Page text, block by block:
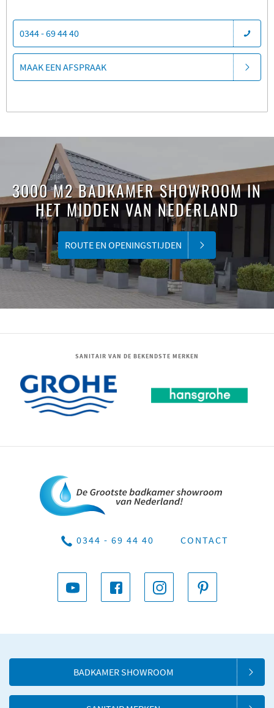
0344 - 69 44 40
MAAK EEN AFSPRAAK
3000 M2 BADKAMER SHOWROOM IN
HET MIDDEN VAN NEDERLAND
ROUTE EN OPENINGSTIJDEN
SANITAIR VAN DE BEKENDSTE MERKEN
0344 - 69 44 40 CONTACT
BADKAMER SHOWROOM